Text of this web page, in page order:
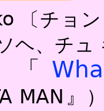
〔チョ
ヘ、チ
「
MAN』